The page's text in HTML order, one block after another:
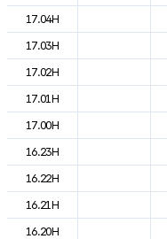
17.04H
17.03H
17.02H
17.01H
17.00H
16.23H
16.22H
16.21H
16.20H